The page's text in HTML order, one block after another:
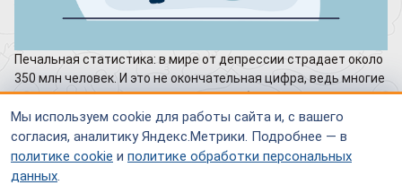
Мы используем cookie для работы сайта и, с вашего
согласия, аналитику Яндекс.Метрики. Подробнее — в
политике cookie и политике обработки персональных
данных.
Печальная статистика: в мире от депрессии страдает около
350 млн человек. И это не окончательная цифра, ведь многие
люди просто умалчивают о своей проблеме. Болезнь
наносит значительный урон психическому и физическому
здоровью, нарушает трудовую деятельность. В США
подсчитали, что ежегодно предприятия теряют 44 млрд
долларов по причине снижения работоспособности